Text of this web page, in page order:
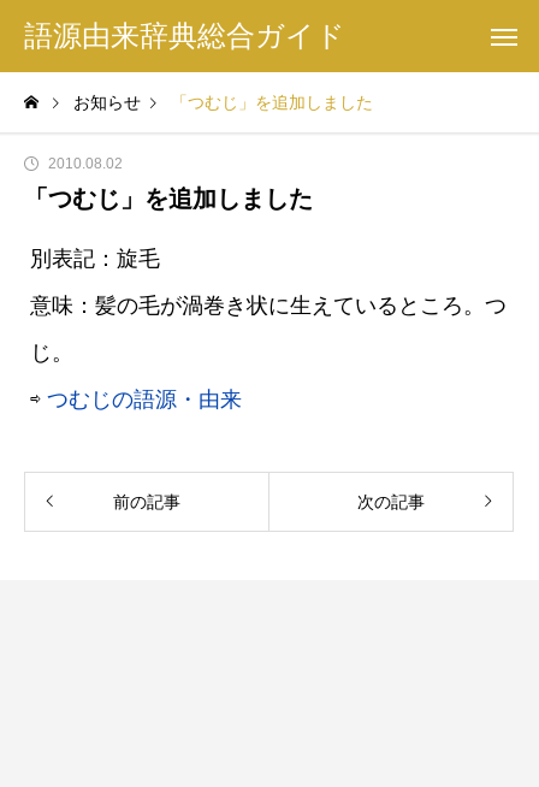
語源由来辞典総合ガイド
お知らせ 「つむじ」を追加しました
2010.08.02
「つむじ」を追加しました
別表記：旋毛
意味：髪の毛が渦巻き状に生えているところ。つ
じ。
⇨ つむじの語源・由来
前の記事 次の記事